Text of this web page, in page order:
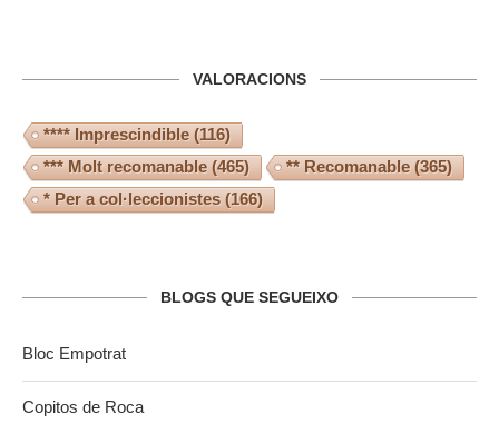
VALORACIONS
**** Imprescindible(116)
*** Molt recomanable(465) ** Recomanable(365)
* Per a col·leccionistes (166)
BLOGS QUE SEGUEIXO
Bloc Empotrat
Copitos de Roca